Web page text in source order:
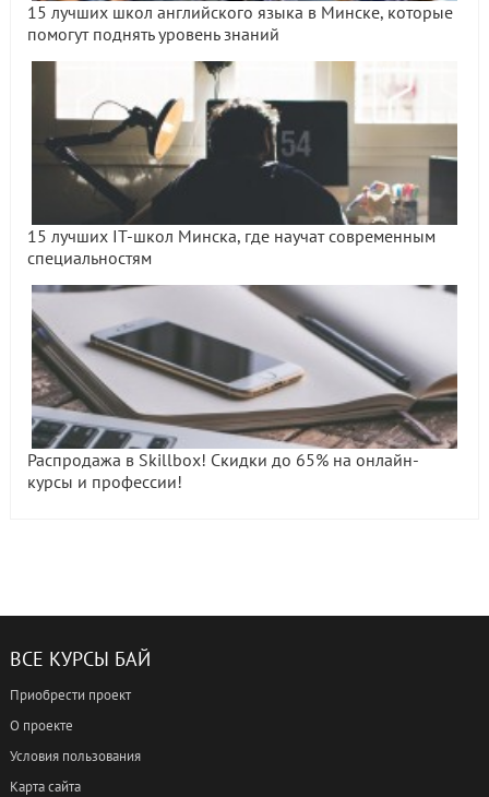
15 лучших школ английского языка в Минске, которые
помогут поднять уровень знаний
15 лучших IT-школ Минска, где научат современным
специальностям
Распродажа в Skillbox! Скидки до 65% на онлайн-
курсы и профессии!
ВСЕ КУРСЫ БАЙ
Приобрести проект
О проекте
Условия пользования
Карта сайта